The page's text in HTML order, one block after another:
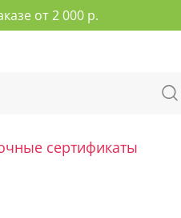
от 2 000 р.
сертификаты